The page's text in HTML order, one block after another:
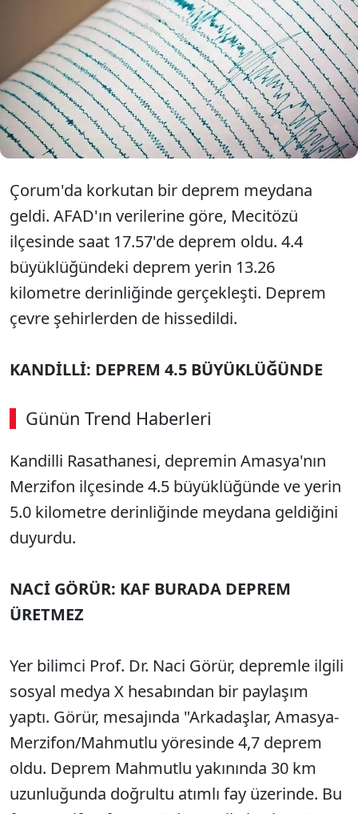
Çorum'un Mecitözü ilçesinde saat 17.57'de 4.4
büyüklüğünde deprem meydana geldi. Deprem
çevre kentlerden de hissedildi. Yer bilimci Prof.
Dr. Naci Görür, "Bu faylar KAF’dan saçaklanan
faylar. KAF burada deprem üretmez ama ondan
ayrılan kollar üretme kapasitesine sahip" dedi.
Çorum'da korkutan bir deprem meydana
geldi. AFAD'ın verilerine göre, Mecitözü
ilçesinde saat 17.57'de deprem oldu. 4.4
büyüklüğündeki deprem yerin 13.26
kilometre derinliğinde gerçekleşti. Deprem
çevre şehirlerden de hissedildi.
KANDİLLİ: DEPREM 4.5 BÜYÜKLÜĞÜNDE
Günün Trend Haberleri
SÖZCÜ SON DAKİKA
Kandilli Rasathanesi, depremin Amasya'nın
Merzifon ilçesinde 4.5 büyüklüğünde ve yerin
5.0 kilometre derinliğinde meydana geldiğini
duyurdu.
NACİ GÖRÜR: KAF BURADA DEPREM
ÜRETMEZ
Yer bilimci Prof. Dr. Naci Görür, depremle ilgili
sosyal medya X hesabından bir paylaşım
yaptı. Görür, mesajında "Arkadaşlar, Amasya-
Merzifon/Mahmutlu yöresinde 4,7 deprem
oldu. Deprem Mahmutlu yakınında 30 km
uzunluğunda doğrultu atımlı fay üzerinde. Bu